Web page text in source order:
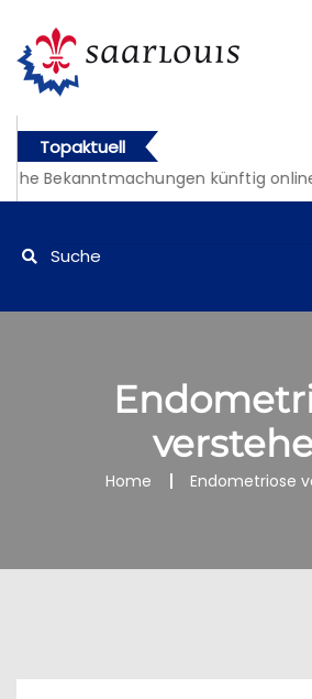
Topaktuell
Bekanntmachungen künftig
Home Endometriose